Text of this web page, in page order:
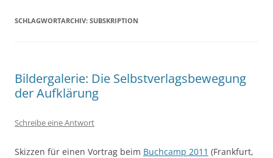
SCHLAGWORTARCHIV: SUBSKRIPTION
Bildergalerie: Die Selbstverlagsbewegung
der Aufklärung
Schreibe eine Antwort
Skizzen für einen Vortrag beim Buchcamp 2011 (Frankfurt,